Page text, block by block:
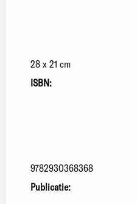
28 x 21 cm
ISBN:
9782930368368
Publicatie: